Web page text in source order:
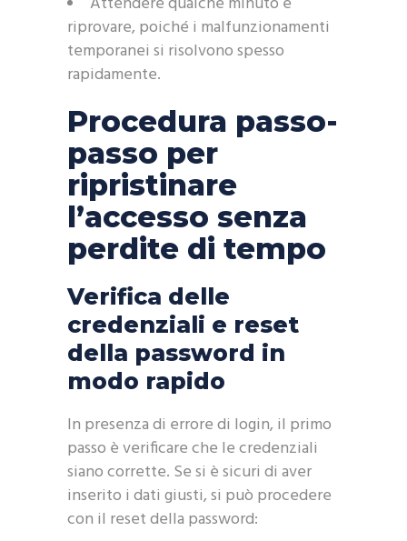
riprovare, poiché i malfunzionamenti
temporanei si risolvono spesso
rapidamente.
Procedura passo-
passo per
ripristinare
l’accesso senza
perdite di tempo
Verifica delle
credenziali e reset
della password in
modo rapido
In presenza di errore di login, il primo
passo è verificare che le credenziali
siano corrette. Se si è sicuri di aver
inserito i dati giusti, si può procedere
con il reset della password: